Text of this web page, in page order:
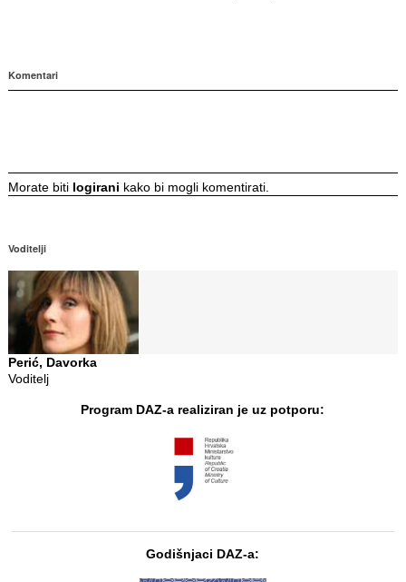
Komentari
Morate biti logirani kako bi mogli komentirati.
Voditelji
Perić, Davorka
Voditelj
Program DAZ-a realiziran je uz potporu:
Godišnjaci DAZ-a: